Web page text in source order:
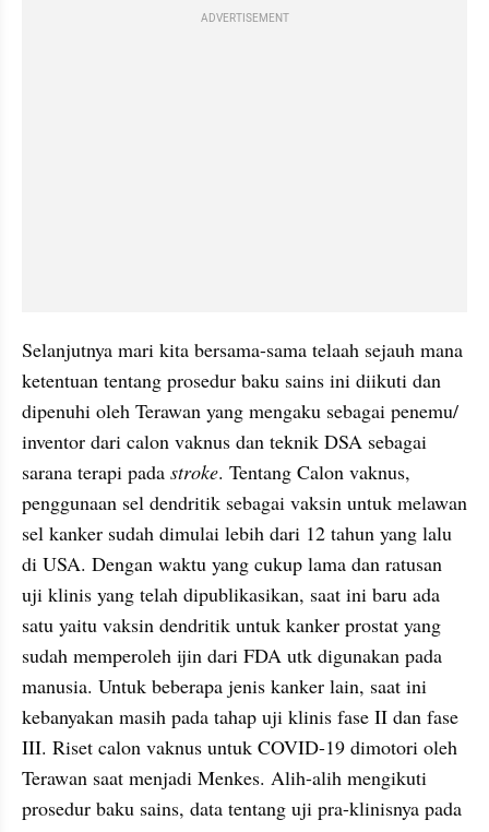
ADVERTISEMENT
Selanjutnya mari kita bersama-sama telaah sejauh mana
ketentuan tentang prosedur baku sains ini diikuti dan
dipenuhi oleh Terawan yang mengaku sebagai penemu/
inventor dari calon vaknus dan teknik DSA sebagai
sarana terapi pada stroke. Tentang Calon vaknus,
penggunaan sel dendritik sebagai vaksin untuk melawan
sel kanker sudah dimulai lebih dari 12 tahun yang lalu
di USA. Dengan waktu yang cukup lama dan ratusan
uji klinis yang telah dipublikasikan, saat ini baru ada
satu yaitu vaksin dendritik untuk kanker prostat yang
sudah memperoleh ijin dari FDA utk digunakan pada
manusia. Untuk beberapa jenis kanker lain, saat ini
kebanyakan masih pada tahap uji klinis fase II dan fase
III. Riset calon vaknus untuk COVID-19 dimotori oleh
Terawan saat menjadi Menkes. Alih-alih mengikuti
prosedur baku sains, data tentang uji pra-klinisnya pada